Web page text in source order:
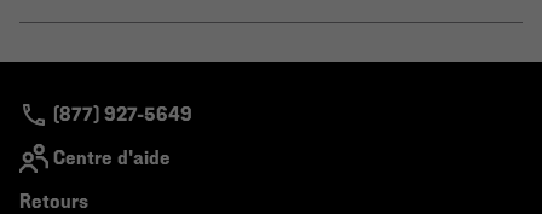
(877) 927-5649
Centre d'aide
Retours